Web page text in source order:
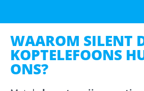
WAAROM SILENT
KOPTELEFOONS
ONS?